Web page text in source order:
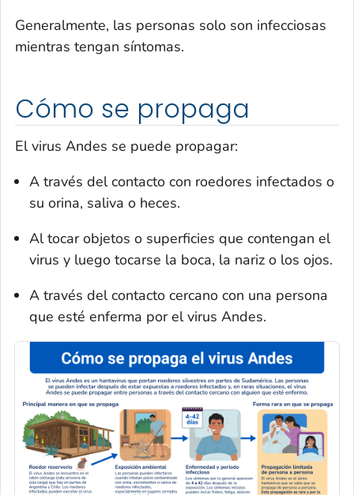
Generalmente, las personas solo son infecciosas
mientras tengan síntomas.
Cómo se propaga
El virus Andes se puede propagar:
A través del contacto con roedores infectados o
su orina, saliva o heces.
Al tocar objetos o superficies que contengan el
virus y luego tocarse la boca, la nariz o los ojos.
A través del contacto cercano con una persona
que esté enferma por el virus Andes.